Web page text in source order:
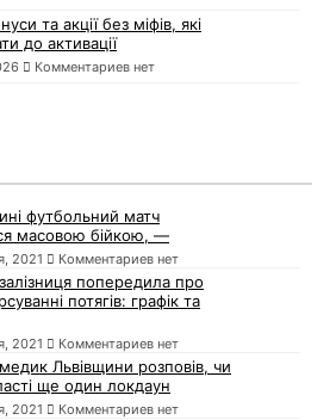
та акції без міфів, які
до активації
Комментариев нет
футбольний матч
масовою бійкою, —
2021 Комментариев нет
попередила про
потягів: графік та
2021 Комментариев нет
Львівщини розповів, чи
ще один локдаун
2021 Комментариев нет